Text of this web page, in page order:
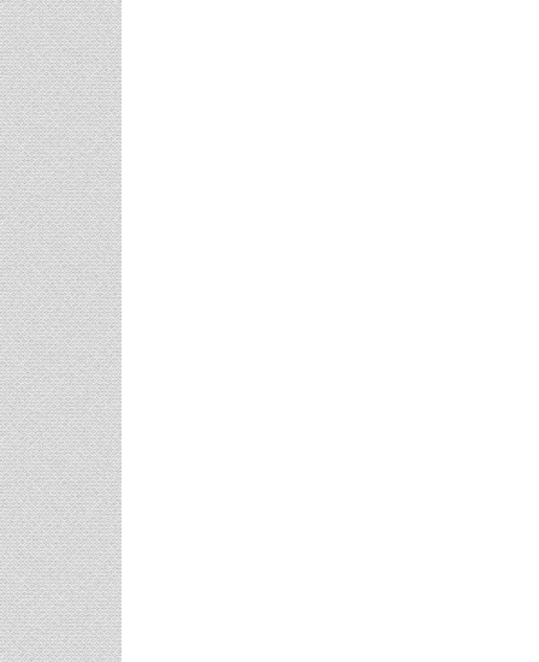
Γάμος Πάνος Μουζουράκη &
Μαριλού Κόζαρη - Έρχεται
Υπερπαραγωγή Στην Αίγινα